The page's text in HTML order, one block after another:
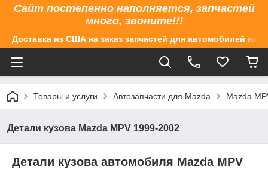
Сайт постепенно наполняется, запчастей
много, звоните!!!
Доставка из США на заказ запчастей для автомобилей
Товары и услуги Автозапчасти для Mazda Mazda
Детали кузова Mazda MPV 1999-2002
Детали кузова автомобиля Mazda MPV